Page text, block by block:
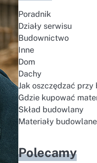
Poradnik
Działy serwisu
Budownictwo
Inne
Dom
Dachy
Jak oszczędzać przy
Gdzie kupować
Skład budowlany
Materiały budowlane
Polecamy